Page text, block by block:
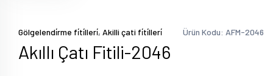
Gölgelendi̇rme fi̇ti̇lleri̇, Akilli çati fi̇ti̇lleri̇ Ürün Kodu: AFM-2046
Akıllı Çatı Fitili-2046